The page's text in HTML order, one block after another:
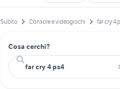
Subito Console e videogiochi far cry 4
Cosa cerchi?